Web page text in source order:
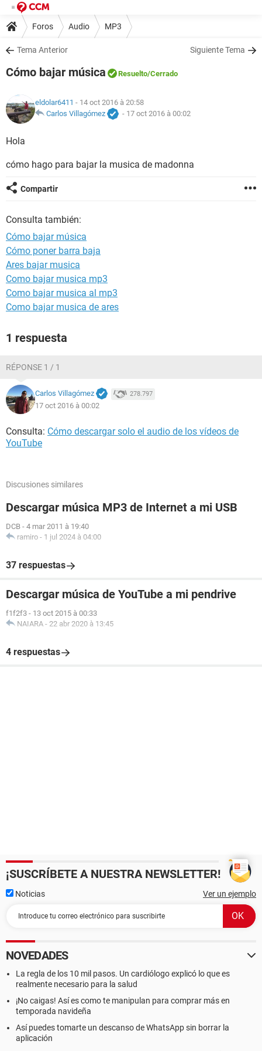
Foros Audio MP3
Tema Anterior Siguiente Tema
Cómo bajar música Resuelto/Cerrado
eldolar6411 - 14 oct 2016 à 20:58
Carlos Villagómez
- 17 oct 2016 à 00:02
Hola
cómo hago para bajar la musica de madonna
Compartir
Consulta también:
Cómo bajar música
Cómo poner barra baja
Ares bajar musica
Como bajar musica mp3
Como bajar musica al mp3
Como bajar musica de ares
1 respuesta
RÉPONSE 1 / 1
Carlos Villagómez 278.797
17 oct 2016 à 00:02
Consulta: Cómo descargar solo el audio de los vídeos de
YouTube
Discusiones similares
Descargar música MP3 de Internet a mi USB
DCB - 4 mar 2011 à 19:40
ramiro - 1 jul 2024 à 04:00
37 respuestas
Descargar música de YouTube a mi pendrive
f1f2f3 - 13 oct 2015 à 00:33
NAIARA - 22 abr 2020 à 13:45
4 respuestas
¡SUSCRÍBETE A NUESTRA NEWSLETTER!
Noticias Ver un ejemplo
NOVEDADES
La regla de los 10 mil pasos. Un cardiólogo explicó lo que es
realmente necesario para la salud
¡No caigas! Así es como te manipulan para comprar más en
temporada navideña
Así puedes tomarte un descanso de WhatsApp sin borrar la
aplicación